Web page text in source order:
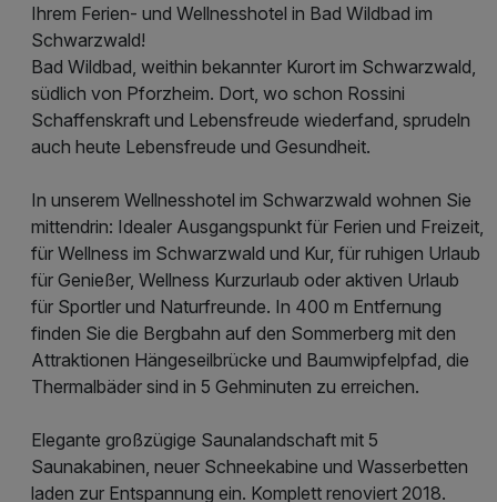
Ihrem Ferien- und Wellnesshotel in Bad Wildbad im
Schwarzwald!
Bad Wildbad, weithin bekannter Kurort im Schwarzwald,
südlich von Pforzheim. Dort, wo schon Rossini
Schaffenskraft und Lebensfreude wiederfand, sprudeln
auch heute Lebensfreude und Gesundheit.
In unserem Wellnesshotel im Schwarzwald wohnen Sie
mittendrin: Idealer Ausgangspunkt für Ferien und Freizeit,
für Wellness im Schwarzwald und Kur, für ruhigen Urlaub
für Genießer, Wellness Kurzurlaub oder aktiven Urlaub
für Sportler und Naturfreunde. In 400 m Entfernung
finden Sie die Bergbahn auf den Sommerberg mit den
Attraktionen Hängeseilbrücke und Baumwipfelpfad, die
Thermalbäder sind in 5 Gehminuten zu erreichen.
Elegante großzügige Saunalandschaft mit 5
Saunakabinen, neuer Schneekabine und Wasserbetten
laden zur Entspannung ein. Komplett renoviert 2018.